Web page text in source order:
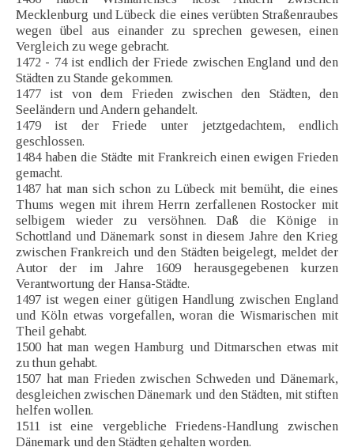
Mecklenburg und Lübeck die eines verübten Straßenraubes
wegen übel aus einander zu sprechen gewesen, einen
Vergleich zu wege gebracht.
1472 - 74 ist endlich der Friede zwischen England und den
Städten zu Stande gekommen.
1477 ist von dem Frieden zwischen den Städten, den
Seeländern und Andern gehandelt.
1479 ist der Friede unter jetztgedachtem, endlich
geschlossen.
1484 haben die Städte mit Frankreich einen ewigen Frieden
gemacht.
1487 hat man sich schon zu Lübeck mit bemüht, die eines
Thums wegen mit ihrem Herrn zerfallenen Rostocker mit
selbigem wieder zu versöhnen. Daß die Könige in
Schottland und Dänemark sonst in diesem Jahre den Krieg
zwischen Frankreich und den Städten beigelegt, meldet der
Autor der im Jahre 1609 herausgegebenen kurzen
Verantwortung der Hansa-Städte.
1497 ist wegen einer gütigen Handlung zwischen England
und Köln etwas vorgefallen, woran die Wismarischen mit
Theil gehabt.
1500 hat man wegen Hamburg und Ditmarschen etwas mit
zu thun gehabt.
1507 hat man Frieden zwischen Schweden und Dänemark,
desgleichen zwischen Dänemark und den Städten, mit stiften
helfen wollen.
1511 ist eine vergebliche Friedens-Handlung zwischen
Dänemark und den Städten gehalten worden.